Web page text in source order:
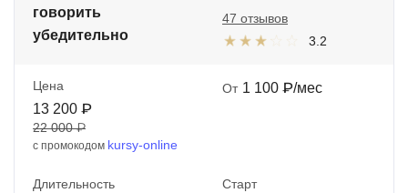
говорить
убедительно
3.2
47 отзывов
Цена
13 200 ₽
22 000 ₽
с промокодом kursy-online
От 1 100 ₽/мес
Длительность Старт